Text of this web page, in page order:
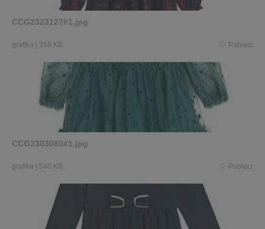
CCG2323127#1.jpg
grafika 358 KB Pobierz
CCG2303080#1.jpg
grafika 540 KB Pobierz